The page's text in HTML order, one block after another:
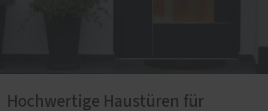
Hochwertige Haustüren für